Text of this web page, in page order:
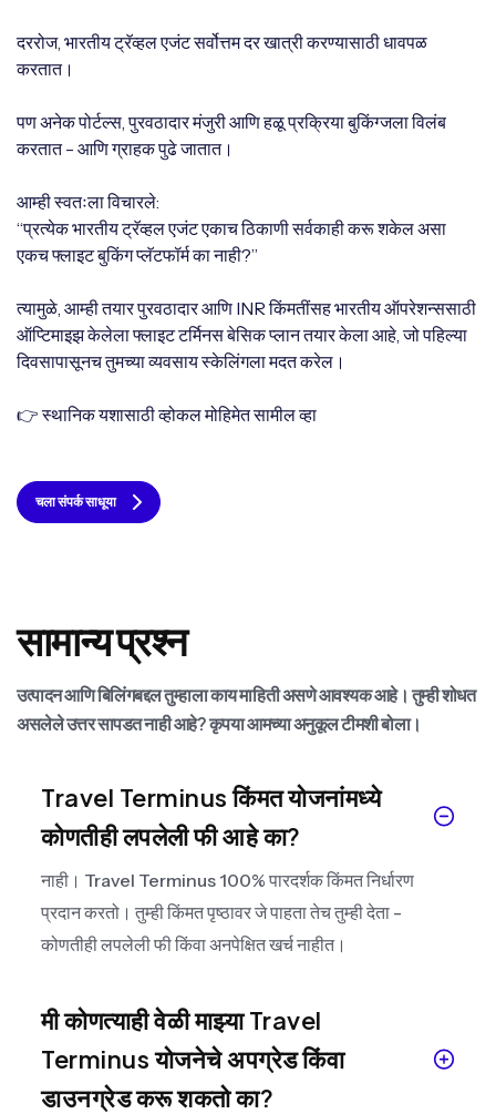
दररोज, भारतीय ट्रॅव्हल एजंट सर्वोत्तम दर खात्री करण्यासाठी धावपळ
करतात।
पण अनेक पोर्टल्स, पुरवठादार मंजुरी आणि हळू प्रक्रिया बुकिंग्जला विलंब
करतात - आणि ग्राहक पुढे जातात।
आम्ही स्वतःला विचारले:
“प्रत्येक भारतीय ट्रॅव्हल एजंट एकाच ठिकाणी सर्वकाही करू शकेल असा
एकच फ्लाइट बुकिंग प्लॅटफॉर्म का नाही?”
त्यामुळे, आम्ही तयार पुरवठादार आणि INR किंमतींसह भारतीय ऑपरेशन्ससाठी
ऑप्टिमाइझ केलेला फ्लाइट टर्मिनस बेसिक प्लान तयार केला आहे, जो पहिल्या
दिवसापासूनच तुमच्या व्यवसाय स्केलिंगला मदत करेल।
👉 स्थानिक यशासाठी व्होकल मोहिमेत सामील व्हा
चला संपर्क साधूया
सामान्य प्रश्न
उत्पादन आणि बिलिंगबद्दल तुम्हाला काय माहिती असणे आवश्यक आहे। तुम्ही शोधत
असलेले उत्तर सापडत नाही आहे? कृपया आमच्या अनुकूल टीमशी बोला।
Travel Terminus किंमत योजनांमध्ये
कोणतीही लपलेली फी आहे का?
नाही। Travel Terminus 100% पारदर्शक किंमत निर्धारण
प्रदान करतो। तुम्ही किंमत पृष्ठावर जे पाहता तेच तुम्ही देता -
कोणतीही लपलेली फी किंवा अनपेक्षित खर्च नाहीत।
मी कोणत्याही वेळी माझ्या Travel
Terminus योजनेचे अपग्रेड किंवा
डाउनग्रेड करू शकतो का?